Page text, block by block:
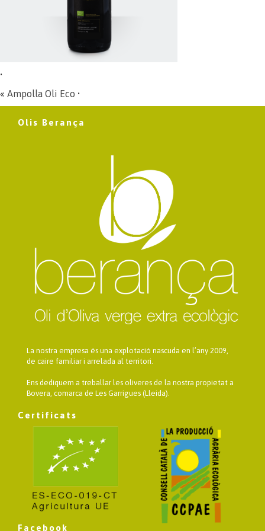
•
« Ampolla Oli Eco •
Olis Berança
La nostra empresa és una explotació nascuda en l’any 2009,
de caire familiar i arrelada al territori.
Ens dediquem a treballar les oliveres de la nostra propietat a
Bovera, comarca de Les Garrigues (Lleida).
Certificats
Facebook